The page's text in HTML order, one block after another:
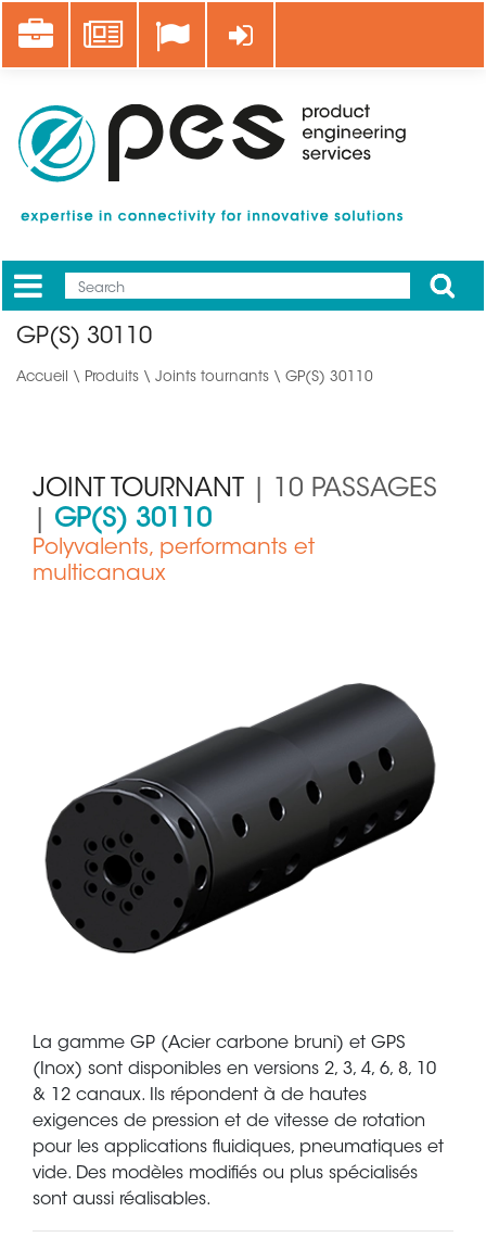
au
contenu
Career News Se connecter
Mobile
Main
Apply
GP(S) 30110
Accueil \ Produits \ Joints tournants \ GP(S) 30110
JOINT TOURNANT
| 10 PASSAGES
GP(S) 30110
Polyvalents, performants et
multicanaux
La gamme GP (Acier carbone bruni) et GPS
(Inox) sont disponibles en versions 2, 3, 4, 6, 8, 10
& 12 canaux. Ils répondent à de hautes
exigences de pression et de vitesse de rotation
pour les applications fluidiques, pneumatiques et
vide. Des modèles modifiés ou plus spécialisés
sont aussi réalisables.